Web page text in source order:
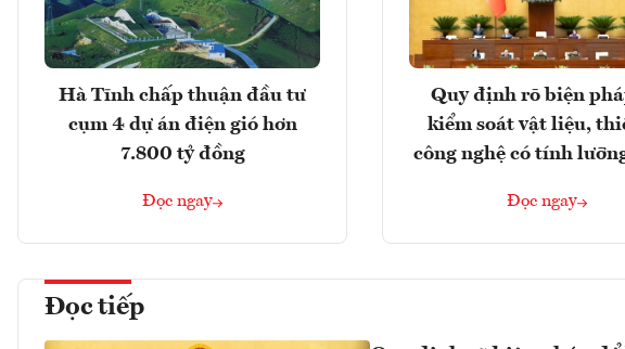
Hà Tĩnh chấp thuận đầu tư
cụm 4 dự án điện gió hơn
7.800 tỷ đồng
Đọc ngay
Quy định rõ biện
kiểm soát vật liệu,
công nghệ có tính
Đọc ngay
Đọc tiếp